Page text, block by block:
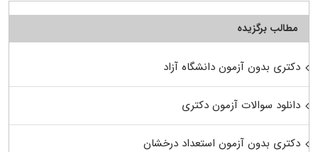
مطالب برگزیده
دکتری بدون آزمون دانشگاه آزاد
دانلود سوالات آزمون دکتری
دکتری بدون آزمون استعداد درخشان